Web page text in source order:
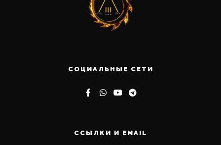
СОЦИАЛЬНЫЕ СЕТИ
ССЫЛКИ И EMAIL